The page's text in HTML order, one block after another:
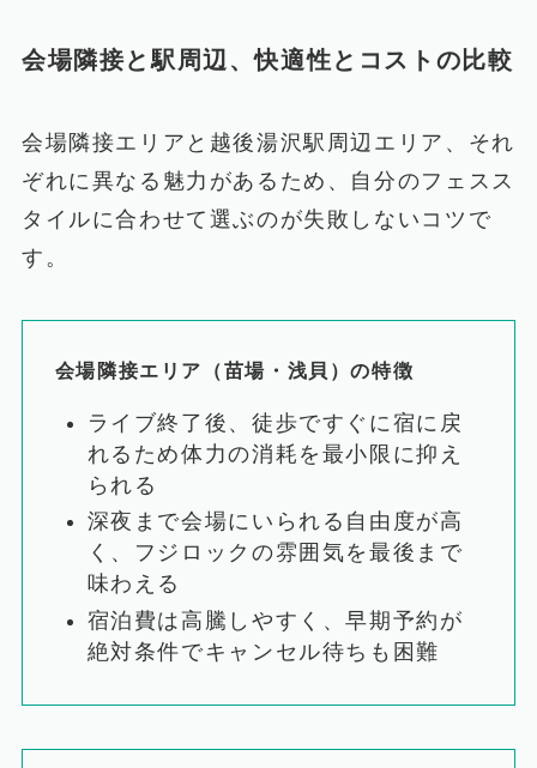
会場隣接と駅周辺、快適性とコストの比較
会場隣接エリアと越後湯沢駅周辺エリア、それ
ぞれに異なる魅力があるため、自分のフェスス
タイルに合わせて選ぶのが失敗しないコツで
す。
会場隣接エリア（苗場・浅貝）の特徴
ライブ終了後、徒歩ですぐに宿に戻
れるため体力の消耗を最小限に抑え
られる
深夜まで会場にいられる自由度が高
く、フジロックの雰囲気を最後まで
味わえる
宿泊費は高騰しやすく、早期予約が
絶対条件でキャンセル待ちも困難